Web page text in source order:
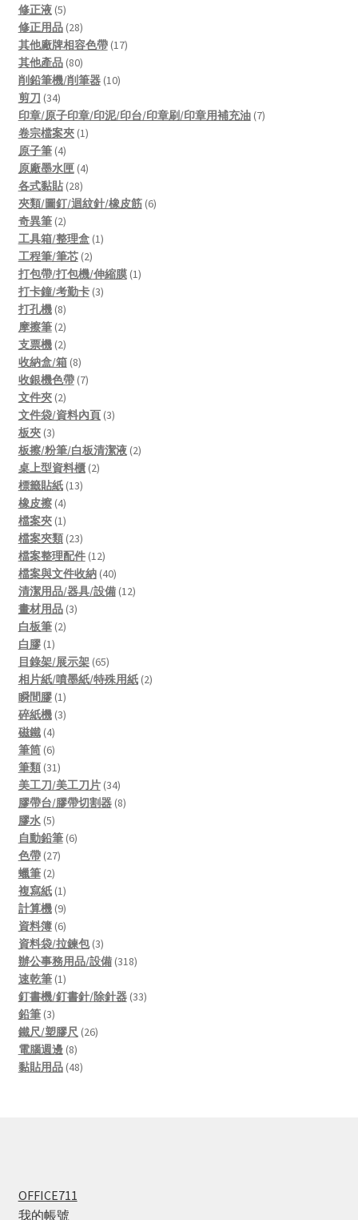
修正液 55
products
修正用品 2828
products
其他廠牌相容色帶 1717
其他產品 8080
products
削鉛筆機/削筆器 1010
剪刀 3434
products
印章/原子印章/印泥/印台/印章刷/印章用補充油 77
卷宗檔案夾 11
原子筆 44
products
原廠墨水匣 44
各式黏貼 2828
products
夾類/圖釘/迴紋針/橡皮筋 66
奇異筆 22
products
工具箱/整理盒 11
工程筆/筆芯 22
products
打包帶/打包機/伸縮膜 11
打卡鐘/考勤卡 33
打孔機 88
products
摩擦筆 22
products
支票機 22
products
收納盒/箱 88
products
收銀機色帶 77
文件夾 22
products
文件袋/資料內頁 33
板夾 33
products
板擦/粉筆/白板清潔液 22
桌上型資料櫃 22
標籤貼紙 1313
橡皮擦 44
products
檔案夾 11
product
檔案夾類 2323
products
檔案整理配件 1212
products
檔案與文件收納 4040
products
清潔用品/器具/設備 1212
畫材用品 33
白板筆 22
白膠 11
product
目錄架/展示架 6565
products
相片紙/噴墨紙/特殊用紙 22
瞬間膠 11
product
碎紙機 33
磁鐵 44
products
筆筒 66
products
筆類 3131
products
美工刀/美工刀片 3434
products
膠帶台/膠帶切割器 88
膠水 55
products
自動鉛筆 66
色帶 2727
蠟筆 22
products
複寫紙 11
product
計算機 99
products
資料簿 66
products
資料袋/拉鍊包 33
products
辦公事務用品/設備 318318
速乾筆 11
product
釘書機/釘書針/除針器 3333
鉛筆 33
products
鐵尺/塑膠尺 2626
電腦週邊 88
products
黏貼用品 4848
OFFICE711
我的帳號